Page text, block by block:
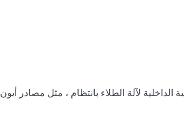
الداخلية لآلة الطلاء بانتظام ، مثل